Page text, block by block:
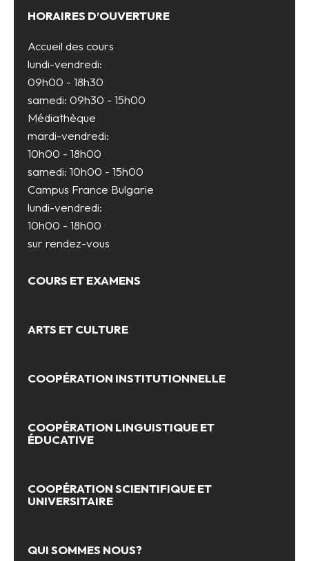
HORAIRES D’OUVERTURE
Accueil des cours
lundi-vendredi:
09h00 - 18h30
samedi: 09h30 - 15h00
Médiathèque
mardi-vendredi:
10h00 - 18h00
samedi: 10h00 - 15h00
Campus France Bulgarie
lundi-vendredi:
10h00 - 18h00
sur rendez-vous
COURS ET EXAMENS
ARTS ET CULTURE
COOPÉRATION INSTITUTIONNELLE
COOPÉRATION LINGUISTIQUE ET
ÉDUCATIVE
COOPÉRATION SCIENTIFIQUE ET
UNIVERSITAIRE
QUI SOMMES NOUS?